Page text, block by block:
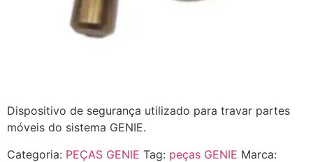
Dispositivo de segurança utilizado para travar partes
móveis do sistema GENIE.
Categoria: PEÇAS GENIE Tag: peças GENIE Marca: